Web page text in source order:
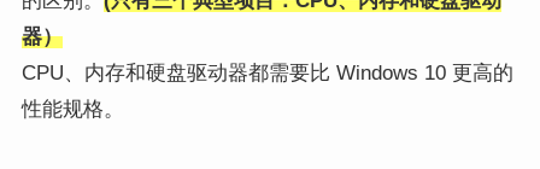
器）
CPU、内存和硬盘驱动器都需要比 Windows 10 更高的
性能规格。